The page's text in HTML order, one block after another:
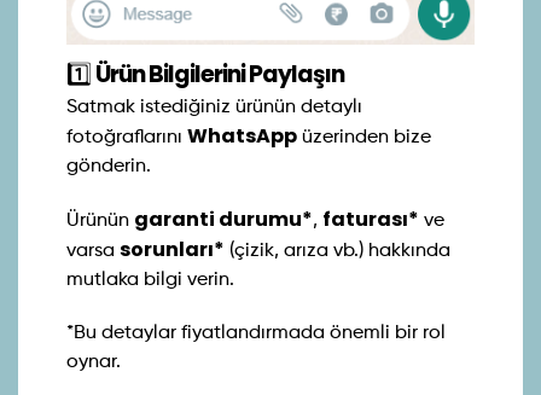
1️⃣ Ürün Bilgilerini Paylaşın
Satmak istediğiniz ürünün detaylı
fotoğraflarını WhatsApp üzerinden bize
gönderin.
Ürünün garanti durumu*, faturası* ve
varsa sorunları* (çizik, arıza vb.) hakkında
mutlaka bilgi verin.
*Bu detaylar fiyatlandırmada önemli bir rol
oynar.